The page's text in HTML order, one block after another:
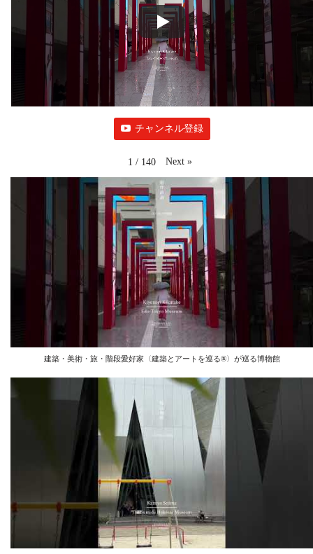
チャンネル登録
1 / 140 Next »
建築・美術・旅・階段愛好家〈建築とアートを巡る®︎〉が巡る博物館